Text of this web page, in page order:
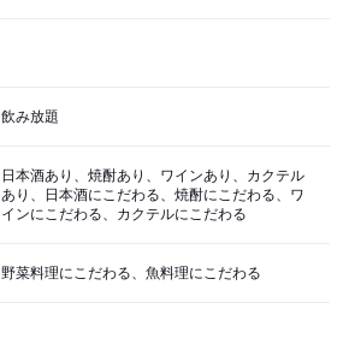
飲み放題
日本酒あり、焼酎あり、ワインあり、カクテル
あり、日本酒にこだわる、焼酎にこだわる、ワ
インにこだわる、カクテルにこだわる
野菜料理にこだわる、魚料理にこだわる